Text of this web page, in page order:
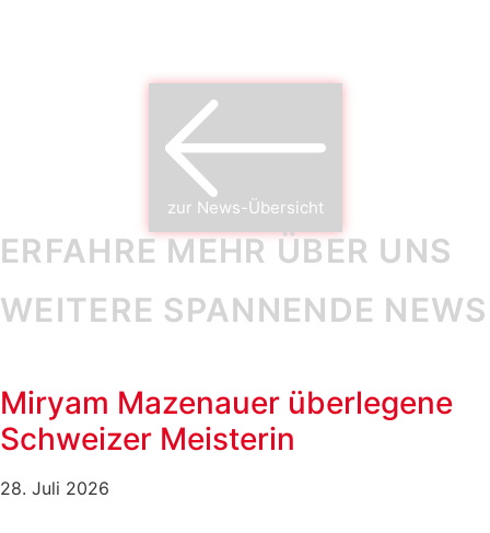
zur News-Übersicht
ERFAHRE MEHR ÜBER UNS
WEITERE SPANNENDE NEWS
Miryam Mazenauer überlegene
Schweizer Meisterin
28. Juli 2026